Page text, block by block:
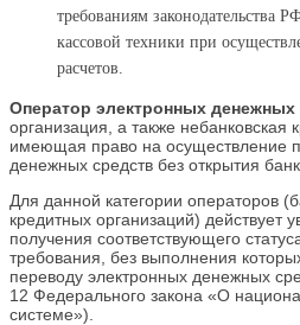
требованиям законодательства
кассовой техники при
расчетов.
Оператор электронных денежных
организация, а также небанковская
имеющая право на осуществление
денежных средств без открытия
Для данной категории операторов
кредитных организаций) действует
получения соответствующего
требования, без выполнения
переводу электронных денежных
12 Федерального закона «О
системе»).